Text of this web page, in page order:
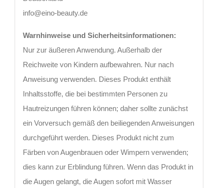
info@eino-beauty.de
Warnhinweise und Sicherheitsinformationen:
Nur zur äußeren Anwendung. Außerhalb der
Reichweite von Kindern aufbewahren. Nur nach
Anweisung verwenden. Dieses Produkt enthält
Inhaltsstoffe, die bei bestimmten Personen zu
Hautreizungen führen können; daher sollte zunächst
ein Vorversuch gemäß den beiliegenden Anweisungen
durchgeführt werden. Dieses Produkt nicht zum
Färben von Augenbrauen oder Wimpern verwenden;
dies kann zur Erblindung führen. Wenn das Produkt in
die Augen gelangt, die Augen sofort mit Wasser